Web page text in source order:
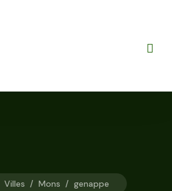
Villes / Mons / genappe